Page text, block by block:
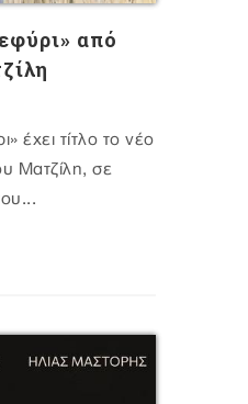
από
έχει τίτλο το νέο
Ματζίλη, σε